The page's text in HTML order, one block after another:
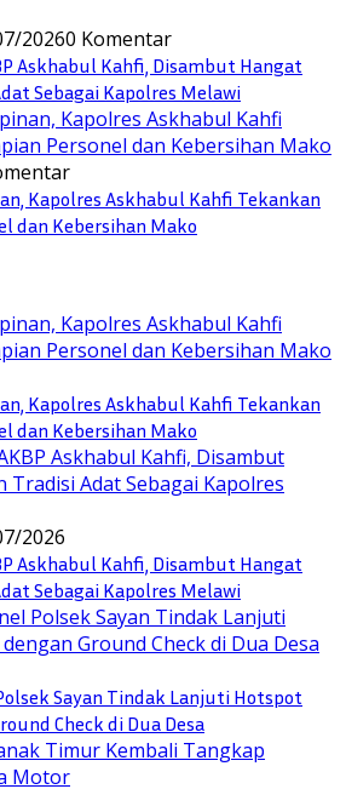
20260 Komentar
Askhabul Kahfi, Disambut Hangat
Sebagai Kapolres Melawi
Kapolres Askhabul Kahfi Tekankan
dan Kebersihan Mako
Kapolres Askhabul Kahfi Tekankan
dan Kebersihan Mako
2026
Askhabul Kahfi, Disambut Hangat
Sebagai Kapolres Melawi
Sayan Tindak Lanjuti Hotspot
Check di Dua Desa